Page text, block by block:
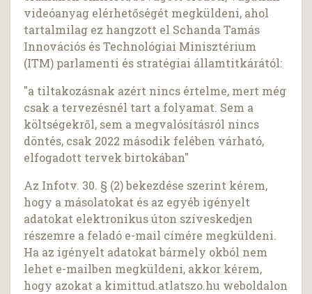
videóanyag elérhetőségét megküldeni, ahol
tartalmilag ez hangzott el Schanda Tamás
Innovációs és Technológiai Minisztérium
(ITM) parlamenti és stratégiai államtitkárától:
"a tiltakozásnak azért nincs értelme, mert még
csak a tervezésnél tart a folyamat. Sem a
költségekről, sem a megvalósításról nincs
döntés, csak 2022 második felében várható,
elfogadott tervek birtokában"
Az Infotv. 30. § (2) bekezdése szerint kérem,
hogy a másolatokat és az egyéb igényelt
adatokat elektronikus úton szíveskedjen
részemre a feladó e-mail címére megküldeni.
Ha az igényelt adatokat bármely okból nem
lehet e-mailben megküldeni, akkor kérem,
hogy azokat a kimittud.atlatszo.hu weboldalon